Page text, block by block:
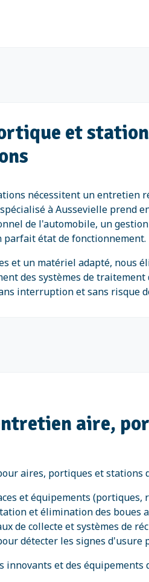
et
nécessitent un
à Aussevielle prend
de l'automobile, un
état de fonctionnement.
et un matériel adapté, nous
des systèmes de
interruption et sans risque
aire,
aires, portiques et stations
et équipements (portiques,
et élimination des boues
de collecte et systèmes de
détecter les signes d'usure
innovants et des